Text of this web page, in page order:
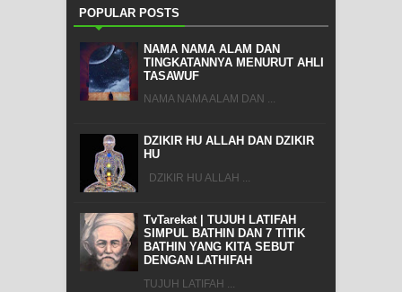
POPULAR POSTS
NAMA NAMA ALAM DAN
TINGKATANNYA MENURUT AHLI
TASAWUF
NAMA NAMA ALAM DAN ...
DZIKIR HU ALLAH DAN DZIKIR
HU
DZIKIR HU ALLAH ...
TvTarekat | TUJUH LATIFAH
SIMPUL BATHIN DAN 7 TITIK
BATHIN YANG KITA SEBUT
DENGAN LATHIFAH
TUJUH LATIFAH ...